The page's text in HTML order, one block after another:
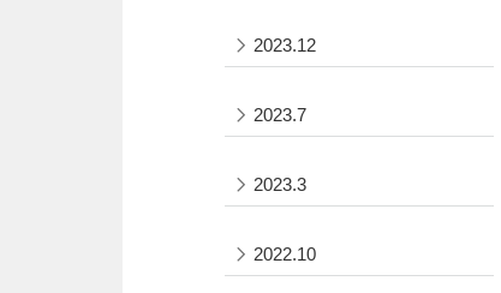
2023.12
2023.7
2023.3
2022.10